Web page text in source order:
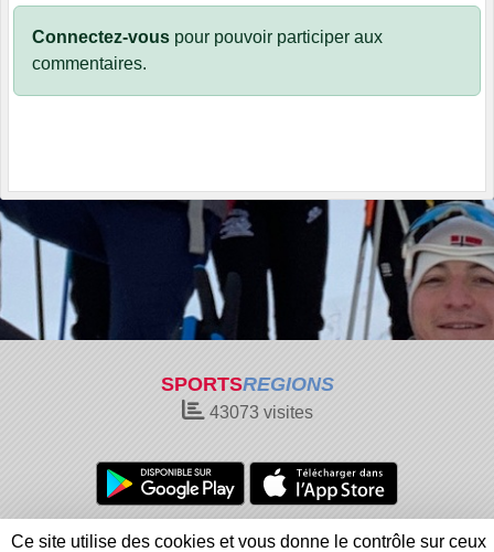
Connectez-vous pour pouvoir participer aux
commentaires.
SPORTSREGIONS
43073visites
Charte cookies
Gestion des cookies
Ce site utilise des cookies et vous donne le contrôle sur ceux